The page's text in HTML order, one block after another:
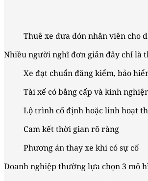
Thuê xe đưa đón nhân viên cho
Nhiều người nghĩ đơn giản đây chỉ là
Xe đạt chuẩn đăng kiểm, bảo
Tài xế có bằng cấp và kinh
Lộ trình cố định hoặc linh hoạt
Cam kết thời gian rõ ràng
Phương án thay xe khi có sự cố
Doanh nghiệp thường lựa chọn 3 mô